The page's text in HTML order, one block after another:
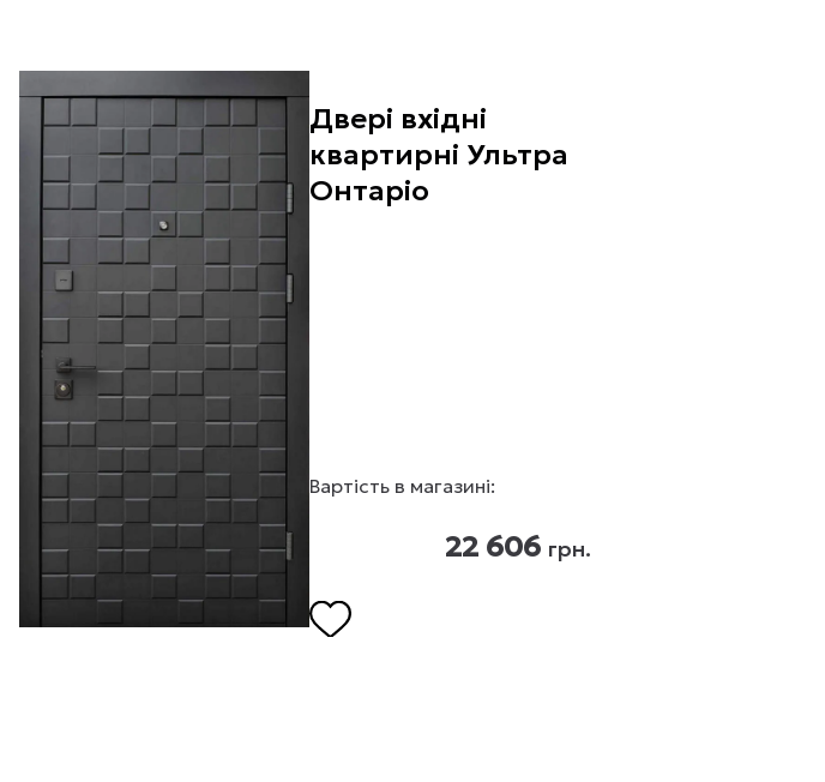
Двері вхідні
квартирні Ультра
Онтаріо
Вартість в магазині:
22 606 грн.